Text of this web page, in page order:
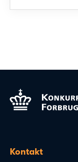
Kontakt